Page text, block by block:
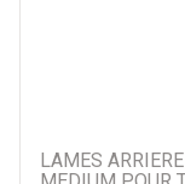
LAMES